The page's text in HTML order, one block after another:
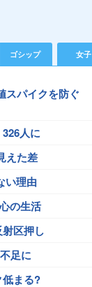
ゴシップ 女子
スパイクを防ぐ
326人に
えた差
い理由
の生活
区押し
足に
まる?